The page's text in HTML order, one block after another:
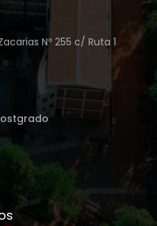
Nº 255 c/ Ruta 1